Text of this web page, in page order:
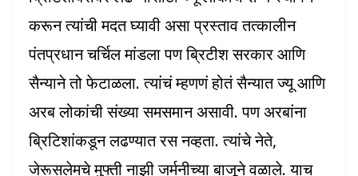
करून त्यांची मदत घ्यावी असा प्रस्ताव तत्कालीन
पंतप्रधान चर्चिल मांडला पण ब्रिटीश सरकार आणि
सैन्याने तो फेटाळला. त्यांचं म्हणणं होतं सैन्यात ज्यू आणि
अरब लोकांची संख्या समसमान असावी. पण अरबांना
ब्रिटिशांकडून लढण्यात रस नव्हता. त्यांचे नेते,
जेरूसलेमचे मुफ्ती नाझी जर्मनीच्या बाजूने वळाले. याच